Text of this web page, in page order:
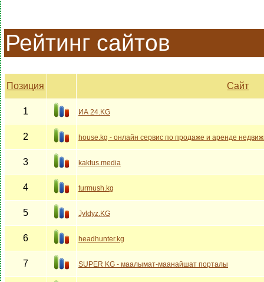
Рейтинг сайтов
Позиция Сайт
1 ИА 24.KG
2 house.kg - онлайн сервис по продаже и аренде
3 kaktus.media
4 turmush.kg
5 Jyldyz.KG
6 headhunter.kg
7 SUPER KG - маалымат-маанайшат порталы